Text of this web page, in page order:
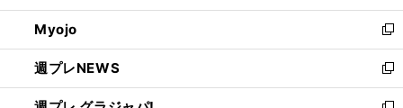
開
く
ウ
で
開
く
ン
ド
ウ
で
開
ウ
ィ
ン
ド
ウ
Myojo
新
し
い
ウ
週プレNEWS
新
し